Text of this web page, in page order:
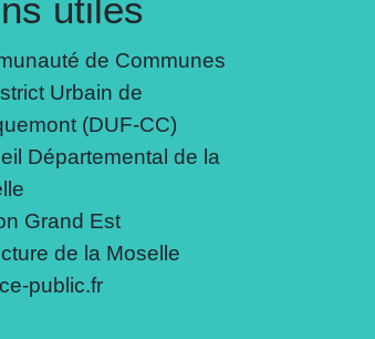
utiles
de Communes
Urbain de
(DUF-CC)
Départemental de la
Grand Est
de la Moselle
public.fr